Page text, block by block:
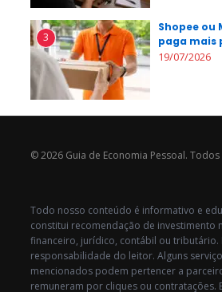
3
Shopee ou
paga mais
19/07/2026
© 2026 Guia de Economia Pessoal.
Todo nosso conteúdo é informativo e
constitui recomendação de investimento
financeiro, jurídico, contábil ou tributário.
responsabilidade do leitor. Alguns
mencionados podem pertencer a
remuneram por cliques ou contratações.